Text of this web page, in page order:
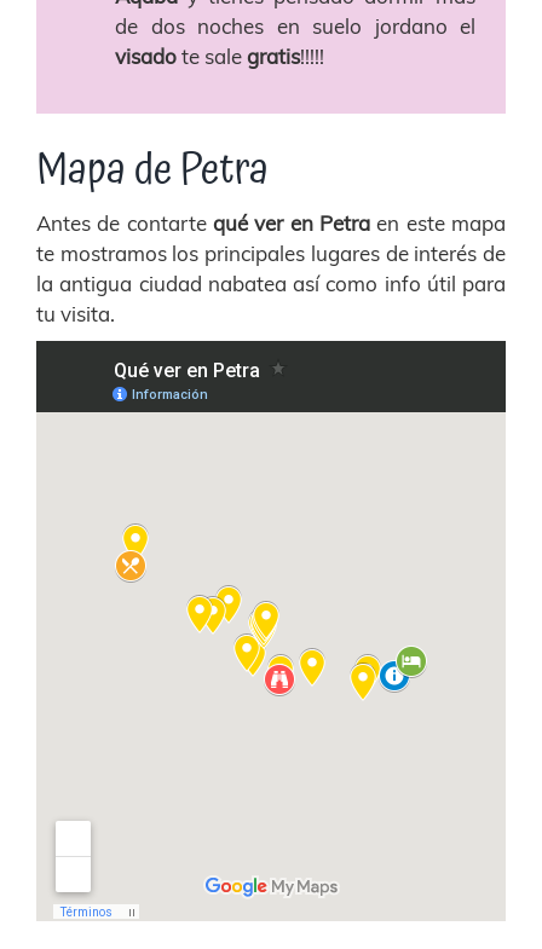
de dos noches en suelo jordano el
visadote salegratis!!!!!
Mapa de Petra
Antes de contarte qué ver en Petra en este mapa
te mostramos los principales lugares de interés de
la antigua ciudad nabatea así como info útil para
tu visita.